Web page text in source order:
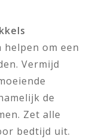
om een
Vermijd
de
Zet alle
bedtijd uit.